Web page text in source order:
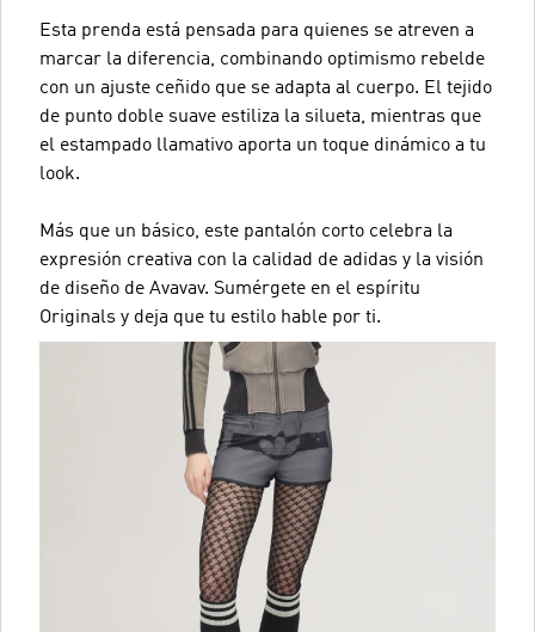
Esta prenda está pensada para quienes se atreven a
marcar la diferencia, combinando optimismo rebelde
con un ajuste ceñido que se adapta al cuerpo. El tejido
de punto doble suave estiliza la silueta, mientras que
el estampado llamativo aporta un toque dinámico a tu
look.
Más que un básico, este pantalón corto celebra la
expresión creativa con la calidad de adidas y la visión
de diseño de Avavav. Sumérgete en el espíritu
Originals y deja que tu estilo hable por ti.